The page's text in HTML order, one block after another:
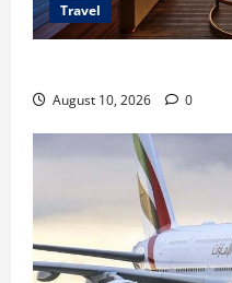
Travel
August 10, 2026 0